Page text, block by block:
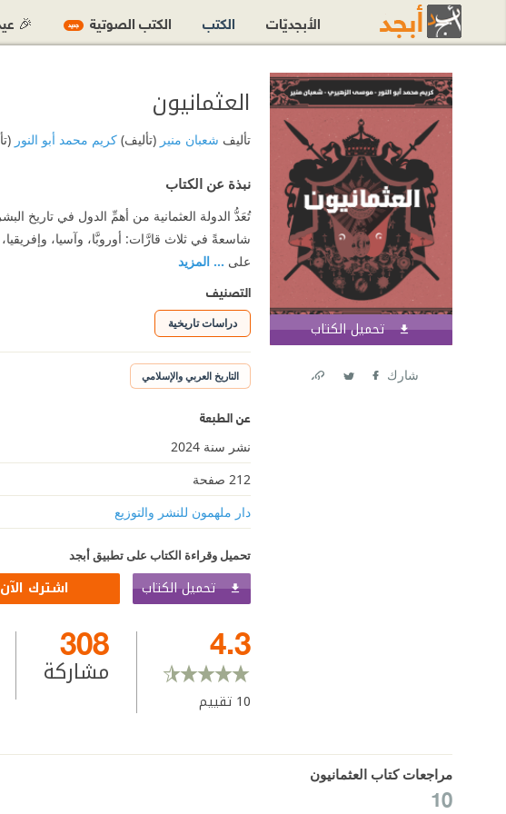
تحميل الكتاب اشترك الآن
شارك
العثمانيون
تأليف شعبان منير(تأليف)كريم محمد أبو النور
نبذة عن الكتاب
تُعَدُّ الدولة العثمانية من أهمِّ الدول في تاريخ
شاسعةً في ثلاث قارَّات: أوروبَّا، وآسيا،
على ... المزيد
التصنيف
دراسات تاريخية
التاريخ العربي والإسلامي
عن الطبعة
نشر سنة 2024
212 صفحة
دار ملهمون للنشر والتوزيع
تحميل وقراءة الكتاب على تطبيق أبجد
تحميل الكتاب اشترك الآن
4.3
10 تقييم
308
مشاركة
مراجعات كتاب العثمانيون
10
الأبجديّات الكتب الكتب الصوتية جديد 🎉